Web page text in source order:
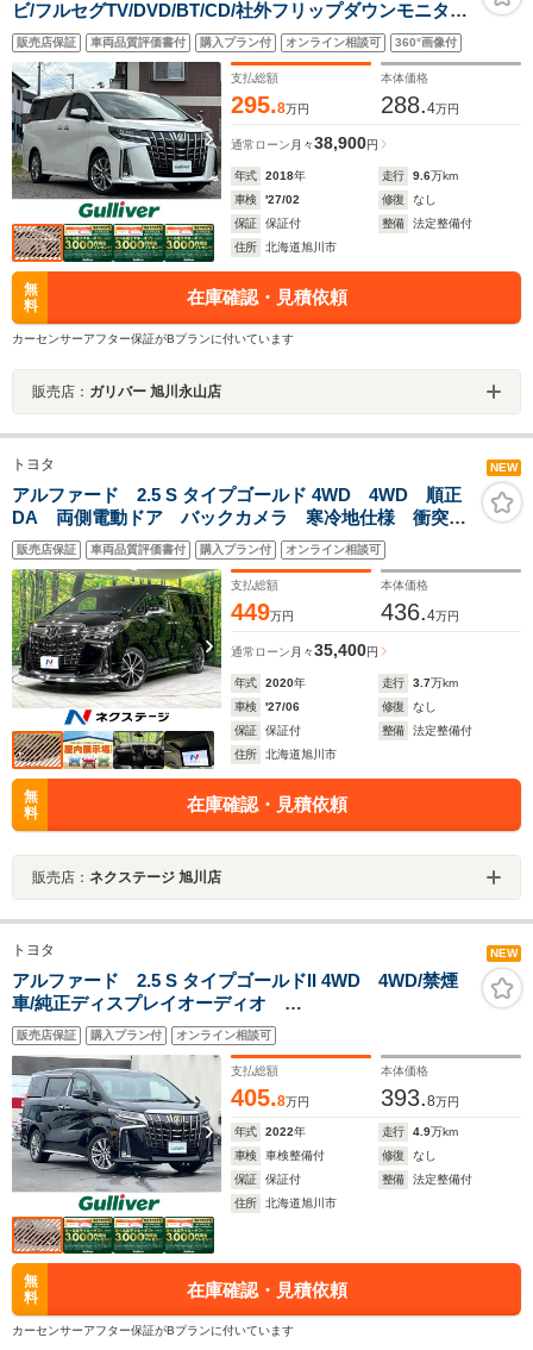
ビ/フルセグTV/DVD/BT/CD/社外フリップダウンモニター/
バックカメラ/衝突軽減ブレーキ/レーダークルーズコント
ロール/レーンキープアシスト/エンジンスターター
販売店保証 車両品質評価書付 購入プラン付 オンライン相談可 360°画像付
支払総額
295.8万円
本体価格
288.4万円
通常ローン 月々38,900円
年式 2018年 走行 9.6万km
車検
'27/02 修復
なし
保証
保証付 整備
法定整備付
住所
北海道旭川市
無
料
在庫確認・見積依頼
カーセンサーアフター保証がBプランに付いています
販売店： ガリバー 旭川永山店
トヨタ NEW
アルファード 2.5 S タイプゴールド 4WD 4WD 順正
DA 両側電動ドア バックカメラ 寒冷地仕様 衝突軽
減 レーダークルーズ 禁煙車 電動リアゲート
CD/DVD ハーフレザーシート コーナーセンサー スマ
ートキー LEDヘッド ETC
販売店保証 車両品質評価書付 購入プラン付 オンライン相談可
支払総額
449万円
本体価格
436.4万円
通常ローン 月々35,400円
年式 2020年 走行 3.7万km
車検
'27/06 修復
なし
保証
保証付 整備
法定整備付
住所
北海道旭川市
無
料
在庫確認・見積依頼
販売店： ネクステージ 旭川店
トヨタ NEW
アルファード 2.5 S タイプゴールドII 4WD 4WD/禁煙
車/純正ディスプレイオーディオ
BT/CD/DVD/MiraCast/LTA/クリアランスソナ
ー/PKSB/PCS/BSM/RCTA/RSA/nanoe/BSM
販売店保証 購入プラン付 オンライン相談可
支払総額
405.8万円
本体価格
393.8万円
年式 2022年 走行 4.9万km
車検
車検整備付 修復
なし
保証
保証付 整備
法定整備付
住所
北海道旭川市
無
料
在庫確認・見積依頼
カーセンサーアフター保証がBプランに付いています